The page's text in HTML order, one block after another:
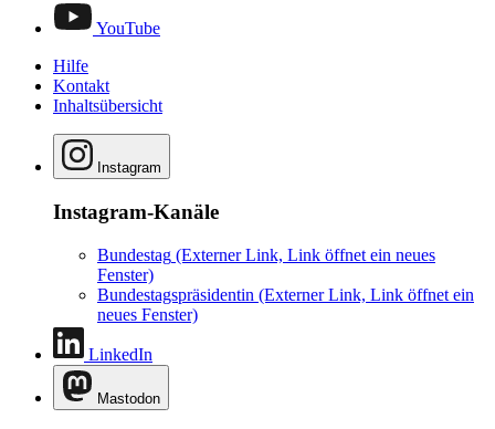
YouTube
Hilfe
Kontakt
Inhaltsübersicht
Instagram
Instagram-Kanäle
Bundestag (Externer Link, Link öffnet ein neues
Fenster)
Bundestagspräsidentin (Externer Link, Link öffnet ein
neues Fenster)
LinkedIn
Mastodon